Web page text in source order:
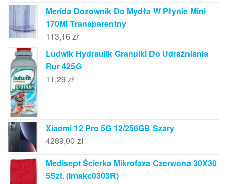
Merida Dozownik Do Mydła W Płynie Mini
170Ml Transparentny
113,16 zł
Ludwik Hydraulik Granulki Do Udrażniania
Rur 425G
11,29 zł
Xiaomi 12 Pro 5G 12/256GB Szary
4289,00 zł
Medisept Ścierka Mikrofaza Czerwona 30X30
5Szt. (Imakc0303R)